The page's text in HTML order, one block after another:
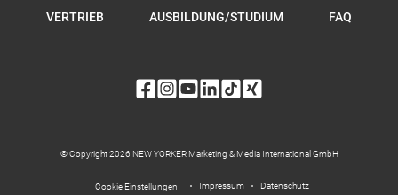
VERTRIEB AUSBILDUNG/STUDIUM FAQ
© Copyright 2026 NEW YORKER Marketing & Media International GmbH
Cookie Einstellungen Impressum Datenschutz